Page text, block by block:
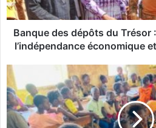
e
s
s
d
Banque des dépôts du
l’indépendance économique
x
a
m